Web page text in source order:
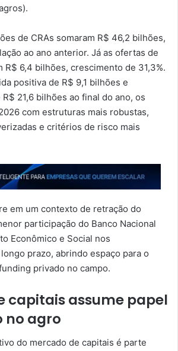
de CRAs somaram R$ 46,2 bilhões,
ao ano anterior. Já as ofertas de
R$ 6,4 bilhões, crescimento de 31,3%.
positiva de R$ 9,1 bilhões e
21,6 bilhões ao final do ano, os
com estruturas mais robustas,
e critérios de risco mais
em um contexto de retração do
participação do Banco Nacional
Econômico e Social nos
prazo, abrindo espaço para o
privado no campo.
capitais assume papel
no agro
do mercado de capitais é parte